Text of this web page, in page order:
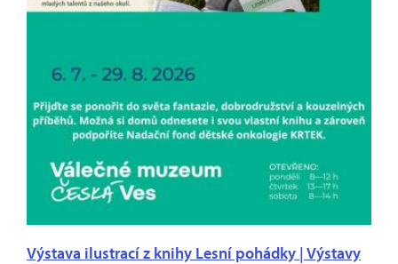
Výstava ilustrací z knihy Lesní pohádky | Výstavy